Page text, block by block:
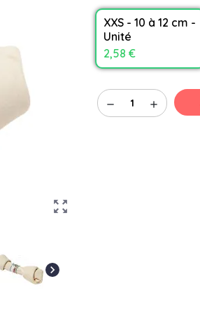
zoom_out_map
chevron_right
XXS - 10 à 12 cm -
Unité
2,58 €
remove add